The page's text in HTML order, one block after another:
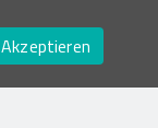
Akzeptieren